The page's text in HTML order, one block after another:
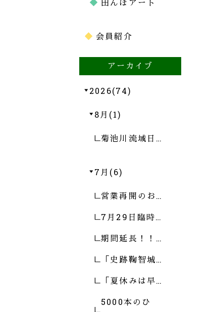
田んぼアート
会員紹介
アーカイブ
2026(74)
8月(1)
菊池川流域日…
7月(6)
営業再開のお…
7月29日臨時…
期間延長！！…
「史跡鞠智城…
「夏休みは早…
5000本のひ